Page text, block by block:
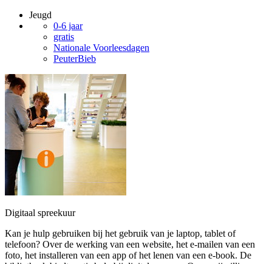
Jeugd
0-6 jaar
gratis
Nationale Voorleesdagen
PeuterBieb
Digitaal spreekuur
Kan je hulp gebruiken bij het gebruik van je laptop, tablet of
telefoon? Over de werking van een website, het e-mailen van een
foto, het installeren van een app of het lenen van een e-book. De